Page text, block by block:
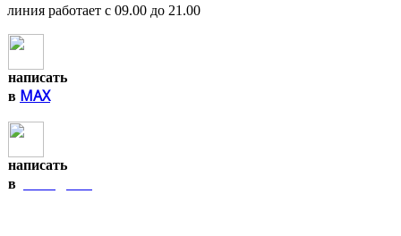
линия работает с 09.00 до 21.00
написать
в MAX
написать
в